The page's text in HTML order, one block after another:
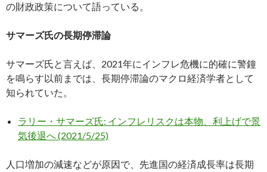
の財政政策について語っている。
サマーズ氏の長期停滞論
サマーズ氏と言えば、2021年にインフレ危機に的確に警鐘
を鳴らす以前までは、長期停滞論のマクロ経済学者として
知られていた。
ラリー・サマーズ氏: インフレリスクは本物、利上げで景
気後退へ (2021/5/25)
人口増加の減速などが原因で、先進国の経済成長率は長期